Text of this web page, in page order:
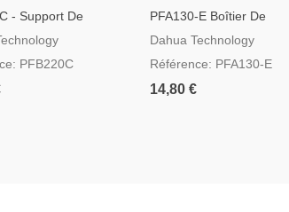
- Support De
Installation
PFB220C
PFA130-E Boîtier De
Connexion Pour Caméras
Dahua Technology
Référence: PFA130-E
14,80 €